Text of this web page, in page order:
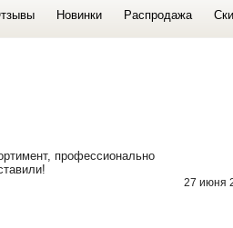
Новинки Распродажа
профессионально
27 июня